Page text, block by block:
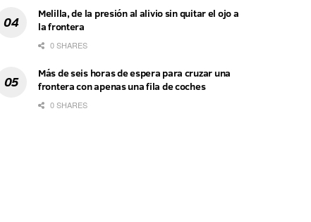
Melilla, de la presión al alivio sin quitar el ojo a
la frontera
0 SHARES
Más de seis horas de espera para cruzar una
frontera con apenas una fila de coches
0 SHARES